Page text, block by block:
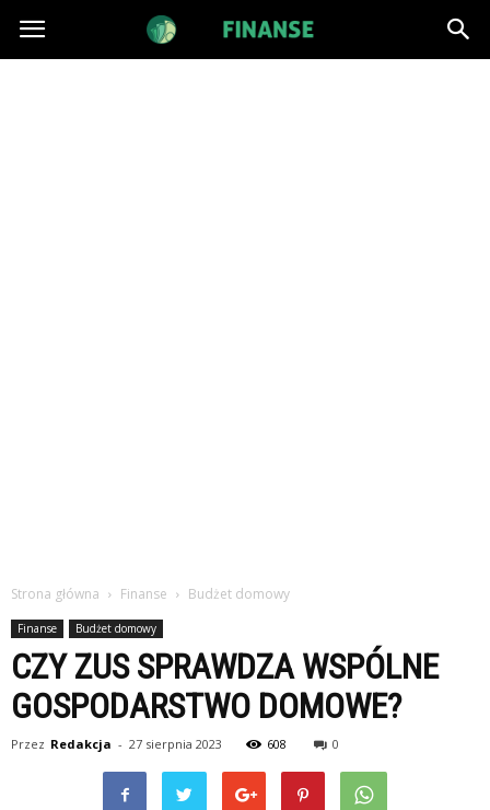
BatFinanse.pl
Strona główna Finanse Budżet domowy
Finanse Budżet domowy
CZY ZUS SPRAWDZA WSPÓLNE
GOSPODARSTWO DOMOWE?
Przez Redakcja - 27 sierpnia 2023 608 0